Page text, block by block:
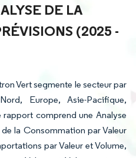
DE LA
(2025 -
Vert segmente le secteur par
Europe, Asie-Pacifique,
comprend une Analyse
la Consommation par Valeur
par Valeur et Volume,